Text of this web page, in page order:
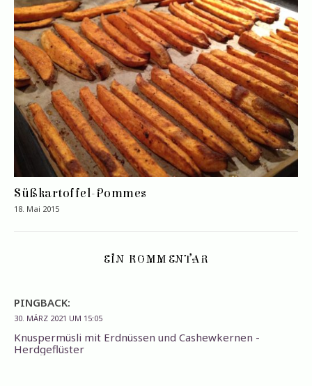
Süßkartoffel-Pommes
18. Mai 2015
EIN KOMMENTAR
PINGBACK:
30. MÄRZ 2021 UM 15:05
Knuspermüsli mit Erdnüssen und Cashewkernen -
Herdgeflüster